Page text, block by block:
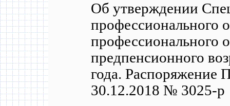
Об утверждении
профессионального
профессионального
предпенсионного
года. Распоряжение
30.12.2018 № 3025-р